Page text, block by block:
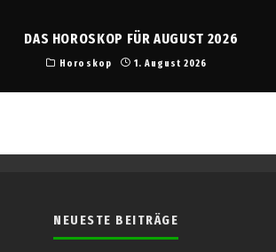
DAS HOROSKOP FÜR AUGUST 2026
Horoskop 1. August 2026
NEUESTE BEITRÄGE